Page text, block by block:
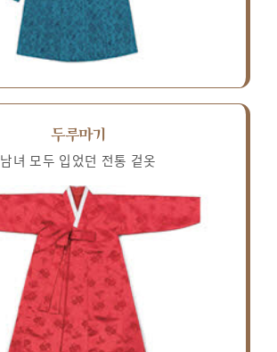
두루마기
남녀 모두 입었던 전통 겉옷